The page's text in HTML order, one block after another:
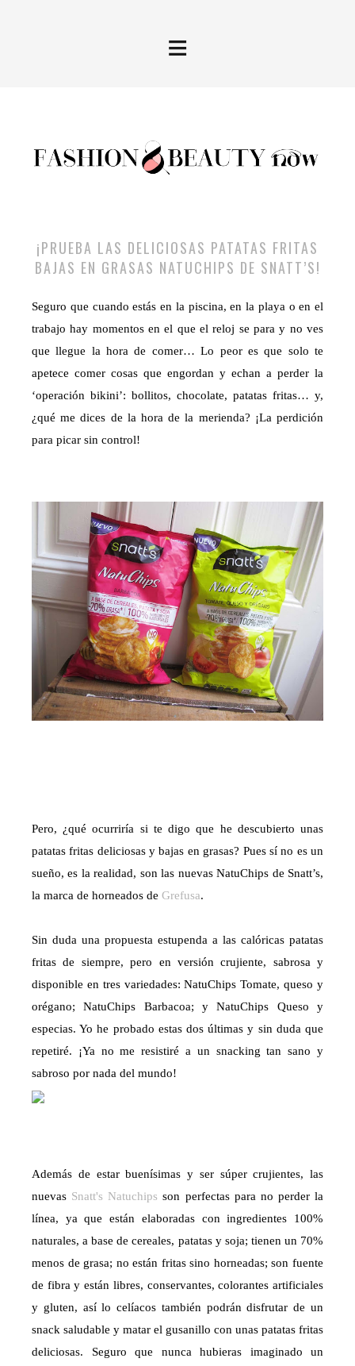
≡
¡PRUEBA LAS DELICIOSAS PATATAS FRITAS
BAJAS EN GRASAS NATUCHIPS DE SNATT’S!
Seguro que cuando estás en la piscina, en la playa o en el
trabajo hay momentos en el que el reloj se para y no ves
que llegue la hora de comer… Lo peor es que solo te
apetece comer cosas que engordan y echan a perder la
‘operación bikini’: bollitos, chocolate, patatas fritas… y,
¿qué me dices de la hora de la merienda? ¡La perdición
para picar sin control!
Pero, ¿qué ocurriría si te digo que he descubierto unas
patatas fritas deliciosas y bajas en grasas? Pues sí no es un
sueño, es la realidad, son las nuevas NatuChips de Snatt’s,
la marca de horneados de Grefusa.
Sin duda una propuesta estupenda a las calóricas patatas
fritas de siempre, pero en versión crujiente, sabrosa y
disponible en tres variedades: NatuChips Tomate, queso y
orégano; NatuChips Barbacoa; y NatuChips Queso y
especias. Yo he probado estas dos últimas y sin duda que
repetiré. ¡Ya no me resistiré a un snacking tan sano y
sabroso por nada del mundo!
Además de estar buenísimas y ser súper crujientes, las
nuevas Snatt's Natuchips son perfectas para no perder la
línea, ya que están elaboradas con ingredientes 100%
naturales, a base de cereales, patatas y soja; tienen un 70%
menos de grasa; no están fritas sino horneadas; son fuente
de fibra y están libres, conservantes, colorantes artificiales
y gluten, así lo celíacos también podrán disfrutar de un
snack saludable y matar el gusanillo con unas patatas fritas
deliciosas. Seguro que nunca hubieras imaginado un